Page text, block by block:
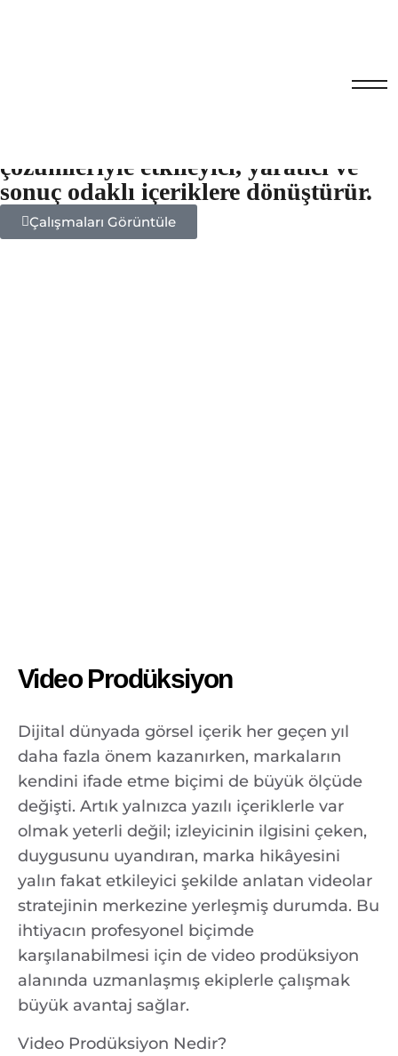
çözümleriyle etkileyici, yaratıcı ve
sonuç odaklı içeriklere dönüştürür.
Çalışmaları Görüntüle
Video Prodüksiyon
Dijital dünyada görsel içerik her geçen yıl
daha fazla önem kazanırken, markaların
kendini ifade etme biçimi de büyük ölçüde
değişti. Artık yalnızca yazılı içeriklerle var
olmak yeterli değil; izleyicinin ilgisini çeken,
duygusunu uyandıran, marka hikâyesini
yalın fakat etkileyici şekilde anlatan videolar
stratejinin merkezine yerleşmiş durumda. Bu
ihtiyacın profesyonel biçimde
karşılanabilmesi için de video prodüksiyon
alanında uzmanlaşmış ekiplerle çalışmak
büyük avantaj sağlar.
Video Prodüksiyon Nedir?